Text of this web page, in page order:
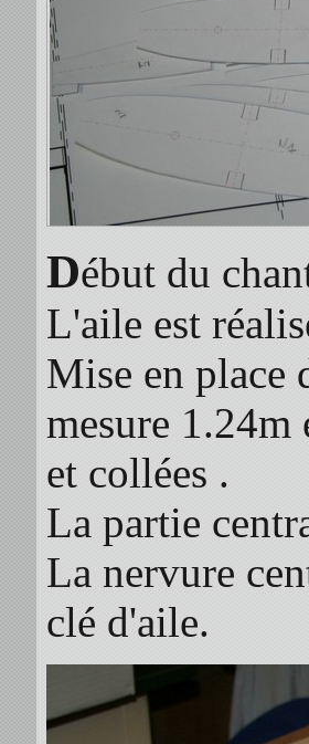
Début du
L'aile est
Mise en place
mesure 1.24m
et collées .
La partie
La nervure
clé d'aile.